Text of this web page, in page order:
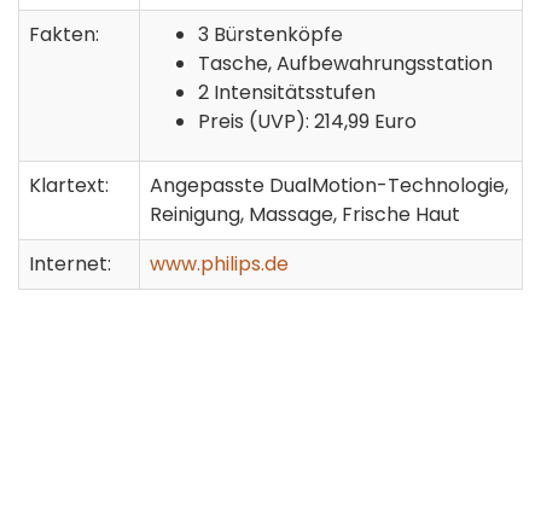
Fakten:
3 Bürstenköpfe
Tasche, Aufbewahrungsstation
2 Intensitätsstufen
Preis (UVP): 214,99 Euro
Klartext:
Angepasste DualMotion-Technologie,
Reinigung, Massage, Frische Haut
Internet:
www.philips.de